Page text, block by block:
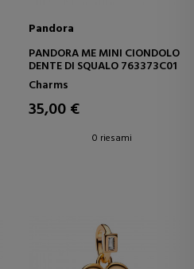
Pandora
PANDORA ME MINI CIONDOLO
DENTE DI SQUALO 763373C01
Charms
35,00 €
0 riesami